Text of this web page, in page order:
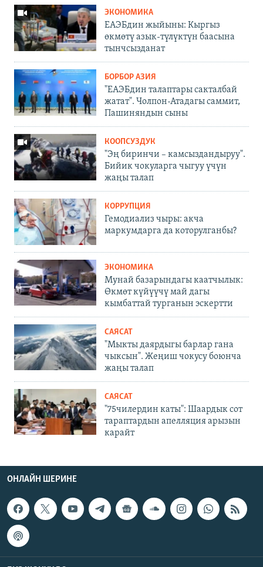
ЭКОНОМИКА
ЕАЭБдин жыйыны: Кыргыз
өкмөтү азык-түлүктүн баасына
тынчсызданат
БОРБОР АЗИЯ
"ЕАЭБдин талаптары сакталбай
жатат". Чолпон-Атадагы саммит,
Пашиняндын сыны
КООПСУЗДУК
"Эң биринчи – камсыздандыруу".
Бийик чокуларга чыгуу үчүн
жаңы талап
КОРРУПЦИЯ
Гемодиализ чыры: акча
маркумдарга да которулганбы?
ЭКОНОМИКА
Мунай базарындагы каатчылык:
Өкмөт күйүүчү май дагы
кымбаттай турганын эскертти
САЯСАТ
"Мыкты даярдыгы барлар гана
чыксын". Жеңиш чокусу боюнча
жаңы талап
САЯСАТ
"75чилердин каты": Шаардык сот
тараптардын апелляция арызын
карайт
ОНЛАЙН ШЕРИНЕ